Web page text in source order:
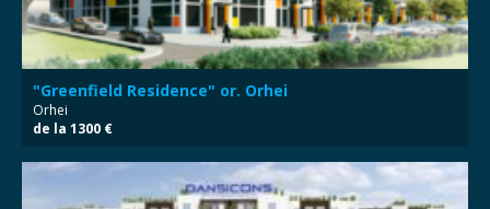
"Greenfield Residence" or. Orhei
Orhei
de la 1300 €